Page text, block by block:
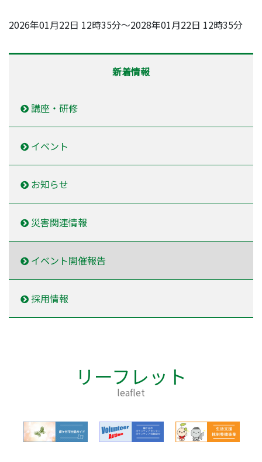
2026年01月22日 12時35分～2028年01月22日 12時35分
新着情報
講座・研修
イベント
お知らせ
災害関連情報
イベント開催報告
採用情報
リーフレット
leaflet